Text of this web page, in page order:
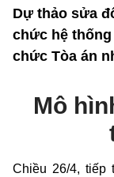
Dự thảo sửa
chức hệ
chức Tòa án
Mô
Chiều 26/4, tiếp